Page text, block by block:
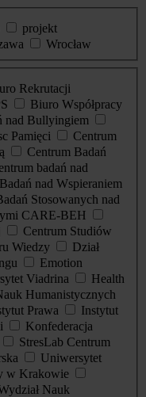
projekt
Wrocław
Rekrutacji
Biuro Współpracy
nad Bullyingiem
Pamięci
Centrum
Centrum Badań
badań nad
nad Wspieraniem
Stosowanych nad
CARE-BEH
Centrum Studiów
Wiedzy
Dział
Emotion
Viadrina
Health
Humanistycznych
Prawa
Instytut
Konfederacja
StresLab Centrum
Uniwersytet
w Krakowie
Nauk